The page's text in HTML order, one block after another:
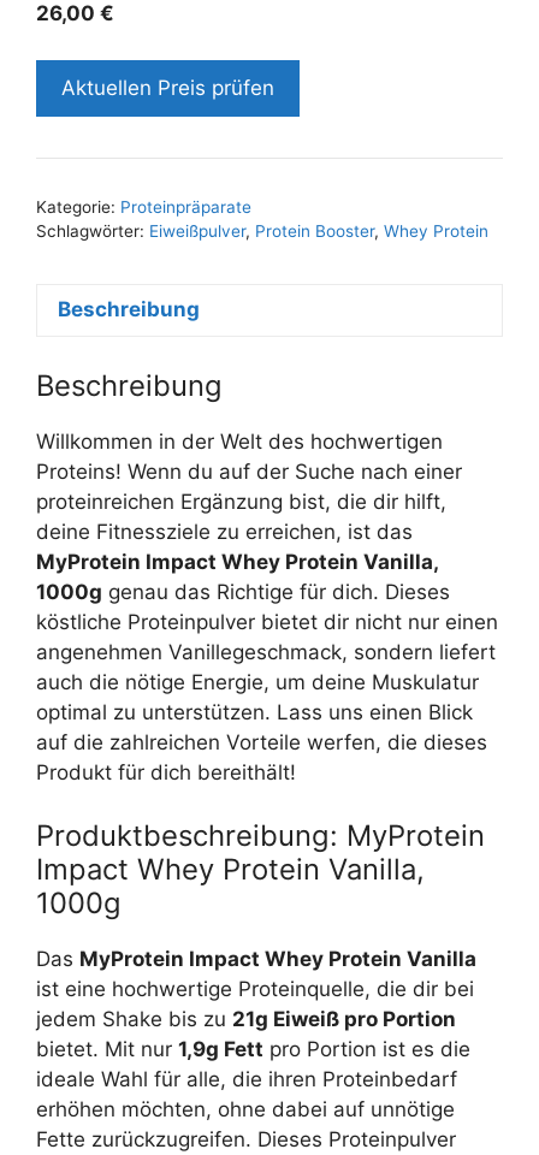
26,00 €
Aktuellen Preis prüfen
Kategorie: Proteinpräparate
Schlagwörter: Eiweißpulver, Protein Booster, Whey Protein
Beschreibung
Beschreibung
Willkommen in der Welt des hochwertigen
Proteins! Wenn du auf der Suche nach einer
proteinreichen Ergänzung bist, die dir hilft,
deine Fitnessziele zu erreichen, ist das
MyProtein Impact Whey Protein Vanilla,
1000g genau das Richtige für dich. Dieses
köstliche Proteinpulver bietet dir nicht nur einen
angenehmen Vanillegeschmack, sondern liefert
auch die nötige Energie, um deine Muskulatur
optimal zu unterstützen. Lass uns einen Blick
auf die zahlreichen Vorteile werfen, die dieses
Produkt für dich bereithält!
Produktbeschreibung: MyProtein
Impact Whey Protein Vanilla,
1000g
Das MyProtein Impact Whey Protein Vanilla
ist eine hochwertige Proteinquelle, die dir bei
jedem Shake bis zu 21g Eiweiß pro Portion
bietet. Mit nur 1,9g Fett pro Portion ist es die
ideale Wahl für alle, die ihren Proteinbedarf
erhöhen möchten, ohne dabei auf unnötige
Fette zurückzugreifen. Dieses Proteinpulver